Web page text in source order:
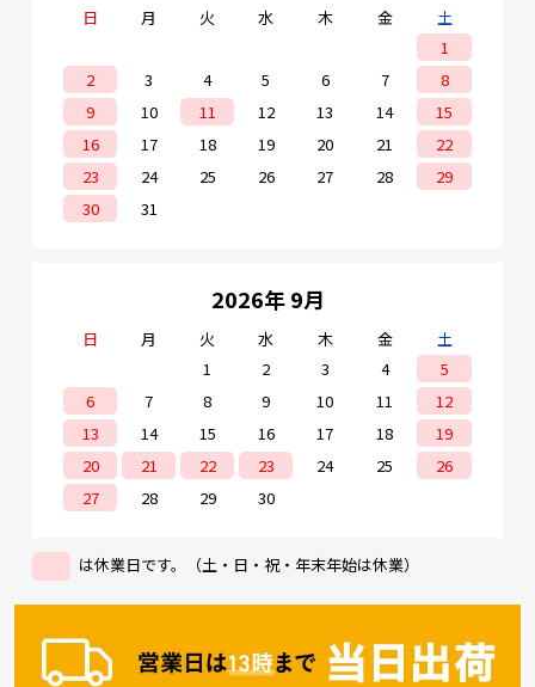
日 月 火 水 木 金
土
1
2
3 4 5 6 7
8
9
10 11 12 13 14
15
16
17 18 19 20 21
22
23
24 25 26 27 28
29
30
31
2026年 9月
日 月 火 水 木 金
土
1
2 3 4
5
6
7 8 9 10 11
12
13
14 15 16 17 18
19
20
21 22 23 24 25
26
27
28 29 30
は休業日です。（土・日・祝・年末年始は休業）